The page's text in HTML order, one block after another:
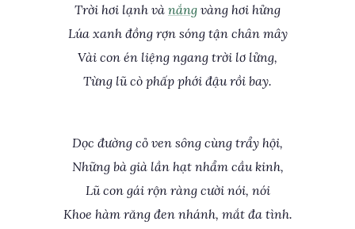
Trời hơi lạnh và nắng vàng hơi hửng
Lúa xanh đồng rợn sóng tận chân mây
Vài con én liệng ngang trời lơ lửng,
Từng lũ cò phấp phới đậu rồi bay.
Dọc đường cỏ ven sông cùng trẩy hội,
Những bà già lần hạt nhẩm cầu kinh,
Lũ con gái rộn ràng cười nói, nói
Khoe hàm răng đen nhánh, mắt đa tình.